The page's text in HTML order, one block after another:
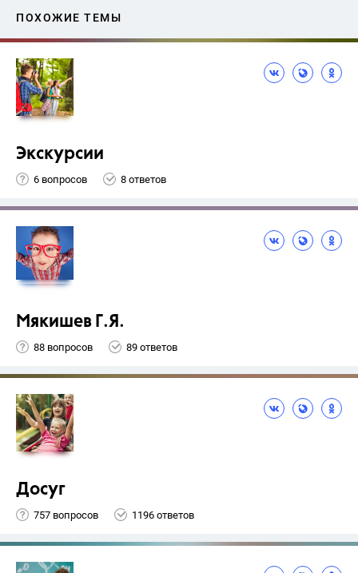
ПОХОЖИЕ ТЕМЫ
Экскурсии
6 вопросов 8 ответов
Мякишев Г.Я.
88 вопросов 89 ответов
Досуг
757 вопросов 1196 ответов